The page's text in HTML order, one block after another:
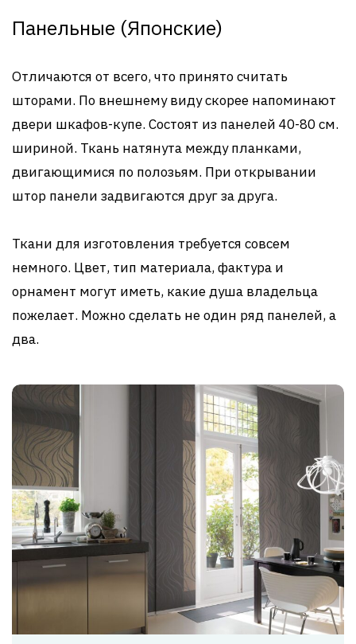
Панельные (Японские)
Отличаются от всего, что принято считать
шторами. По внешнему виду скорее напоминают
двери шкафов-купе. Состоят из панелей 40-80 см.
шириной. Ткань натянута между планками,
двигающимися по полозьям. При открывании
штор панели задвигаются друг за друга.
Ткани для изготовления требуется совсем
немного. Цвет, тип материала, фактура и
орнамент могут иметь, какие душа владельца
пожелает. Можно сделать не один ряд панелей, а
два.